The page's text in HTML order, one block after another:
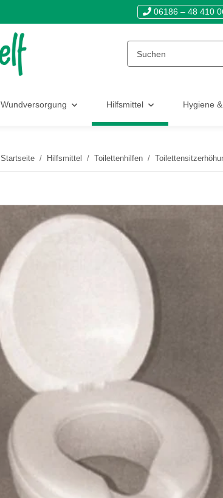
06186 – 48 410
Wundversorgung Hilfsmittel Hygiene
Startseite Hilfsmittel Toilettenhilfen